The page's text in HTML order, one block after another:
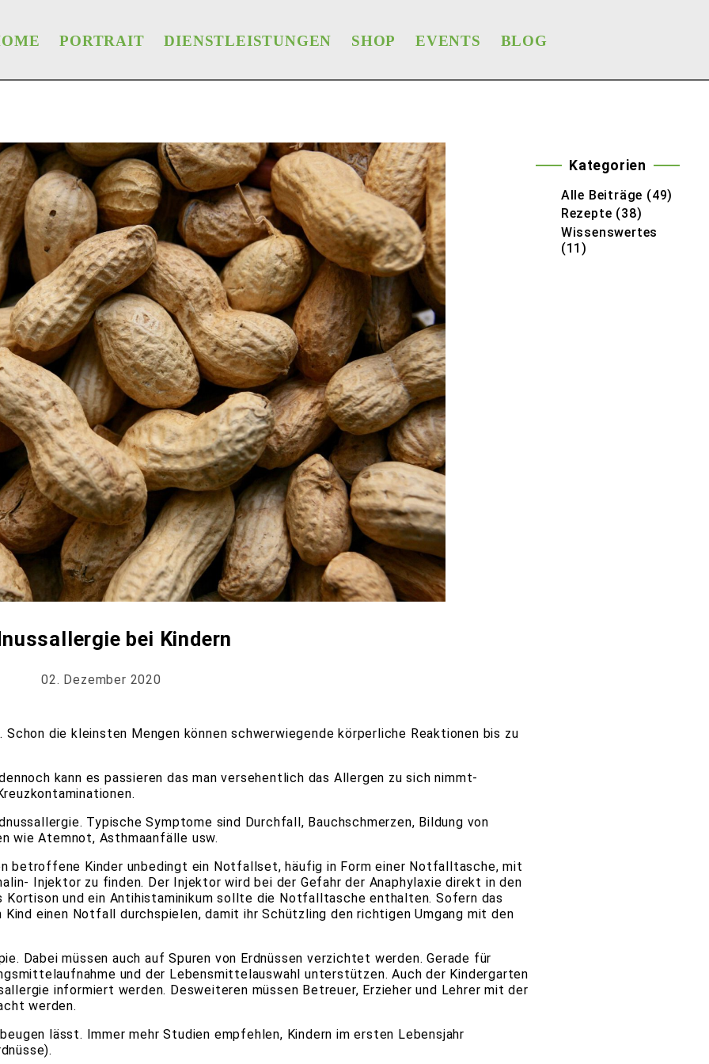
PORTRAIT DIENSTLEISTUNGEN SHOP EVENTS BLOG
bei Kindern
02. Dezember 2020
die kleinsten Mengen können schwerwiegende körperliche Reaktionen bis zu
kann es passieren das man versehentlich das Allergen zu sich nimmt-
Typische Symptome sind Durchfall, Bauchschmerzen, Bildung von
wie Atemnot, Asthmaanfälle usw.
betroffene Kinder unbedingt ein Notfallset, häufig in Form einer Notfalltasche, mit
Injektor zu finden. Der Injektor wird bei der Gefahr der Anaphylaxie direkt in den
und ein Antihistaminikum sollte die Notfalltasche enthalten. Sofern das
einen Notfall durchspielen, damit ihr Schützling den richtigen Umgang mit den
Dabei müssen auch auf Spuren von Erdnüssen verzichtet werden. Gerade für
und der Lebensmittelauswahl unterstützen. Auch der Kindergarten
informiert werden. Desweiteren müssen Betreuer, Erzieher und Lehrer mit der
werden.
lässt. Immer mehr Studien empfehlen, Kindern im ersten Lebensjahr
Kategorien
Alle Beiträge (49)
Rezepte (38)
Wissenswertes
(11)